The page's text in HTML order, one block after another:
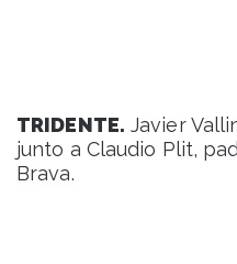
TRIDENTE. Javier
junto a Claudio Plit,
Brava.